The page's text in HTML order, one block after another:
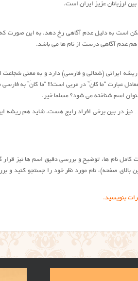
لرزبانان عزیز ایران است.
است به دلیل عدم آگاهی رخ دهد. به این صورت که
هم عدم آگاهی درست از نام ها می باشد.
ایرانی (شمالی و فارسی) دارد و به معنی شجاعت
عبارت “ما کانَ” در عربی است!!! “ما کانَ” به
اسم شناخته می شود؟ مسلما خیر.
نیز در بین برخی افراد رایج هست. شاید هم ریشه
کامل نام ها، توضیح و بررسی دقیق اسم ها نیز قرار
صفحه)، نام مورد نظر خود را جستجو کنید و
بنویسید.